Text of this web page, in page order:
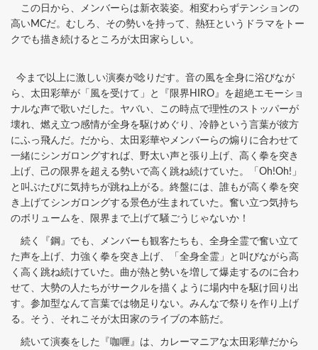
この日から、メンバーらは新衣装姿。相変わらずテンションの
高いMCだ。むしろ、その勢いを持って、熱狂というドラマをトー
クでも描き続けるところが太田家らしい。
今まで以上に激しい演奏が唸りだす。音の風を全身に浴びなが
ら、太田彩華が「風を受けて」と『限界HIRO』を超絶エモーショ
ナルな声で歌いだした。ヤバい、この時点で理性のストッパーが
壊れ、燃え立つ感情が全身を駆けめぐり、冷静という言葉が彼方
にふっ飛んだ。だから、太田彩華やメンバーらの煽りに合わせて
一緒にシンガロングすれば、野太い声と張り上げ、高く拳を突き
上げ、己の限界を超える勢いで高く跳ね続けていた。「Oh!Oh!」
と叫ぶたびに気持ちが跳ね上がる。終盤には、誰もが高く拳を突
き上げてシンガロングする景色が生まれていた。奮い立つ気持ち
のボリュームを、限界まで上げて騒ごうじゃないか！
続く『鋼』でも、メンバーも観客たちも、全身全霊で奮い立て
た声を上げ、力強く拳を突き上げ、「全身全霊」と叫びながら高
く高く跳ね続けていた。曲が熱と勢いを増して爆走するのに合わ
せて、大勢の人たちがサークルを描くように場内中を駆け回り出
す。参加型なんて言葉では物足りない。みんなで祭りを作り上げ
る。そう、それこそが太田家のライブの本筋だ。
続いて演奏をした『咖喱』は、カレーマニアな太田彩華だから